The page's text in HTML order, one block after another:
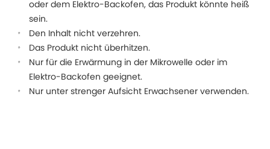
oder dem Elektro-Backofen, das Produkt könnte heiß
sein.
Den Inhalt nicht verzehren.
Das Produkt nicht überhitzen.
Nur für die Erwärmung in der Mikrowelle oder im
Elektro-Backofen geeignet.
Nur unter strenger Aufsicht Erwachsener verwenden.